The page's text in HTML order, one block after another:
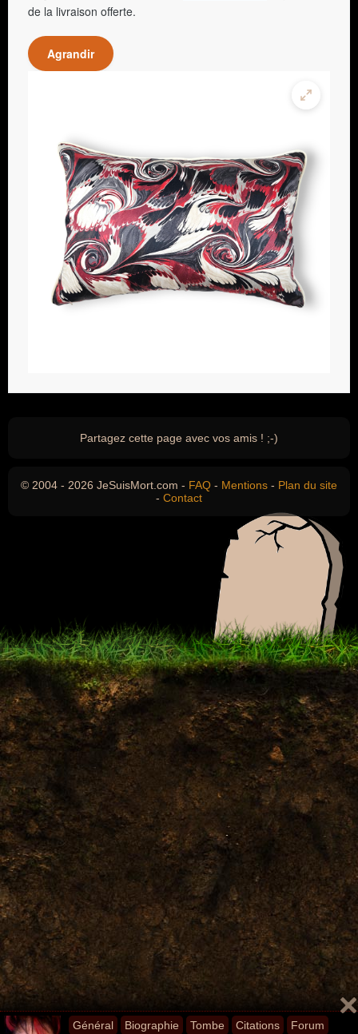
Général Biographie Tombe Citations Forum
de la livraison offerte.
Agrandir
Partagez cette page avec vos amis ! ;-)
© 2004 - 2026 JeSuisMort.com - FAQ - Mentions - Plan du site
- Contact